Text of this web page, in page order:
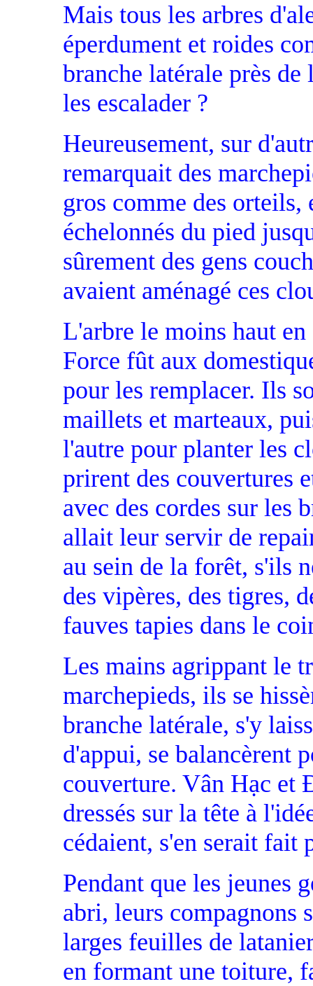
Mais tous les arbres
éperdument et roides
branche latérale près
les escalader ?
Heureusement, sur
remarquait des
gros comme des orteils,
échelonnés du pied
sûrement des gens
avaient aménagé ces
L'arbre le moins haut
Force fût aux
pour les remplacer. Ils
maillets et marteaux,
l'autre pour planter les
prirent des couvertures
avec des cordes sur les
allait leur servir de
au sein de la forêt, s'ils
des vipères, des tigres,
fauves tapies dans le
Les mains agrippant le
marchepieds, ils se
branche latérale, s'y
d'appui, se balancèrent
couverture. Vân Hạc et
dressés sur la tête à
cédaient, s'en serait fait
Pendant que les jeunes
abri, leurs compagnons
larges feuilles de
en formant une toiture,